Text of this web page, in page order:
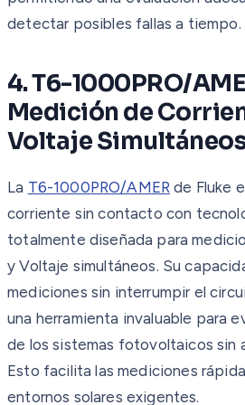
detectar posibles fallas a tiempo.
4. T6-1000PRO/
Medición de
Voltaje
La T6-1000PRO/AMER de Fluke
corriente sin contacto con
totalmente diseñada para
y Voltaje simultáneos. Su
mediciones sin interrumpir el
una herramienta invaluable para
de los sistemas fotovoltaicos sin
Esto facilita las mediciones
entornos solares exigentes.